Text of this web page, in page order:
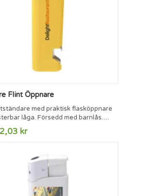
Flint Öppnare
med praktisk flasköppnare
låga. Försedd med barnlås.
kr